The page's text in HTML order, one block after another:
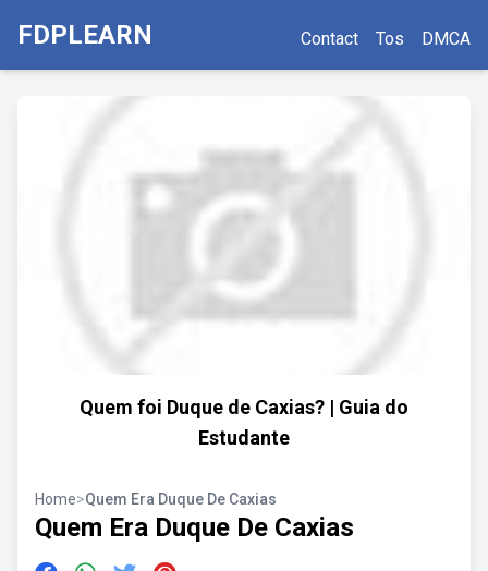
FDPLEARN Contact Tos DMCA
Quem foi Duque de Caxias? | Guia do
Estudante
Home>Quem Era Duque De Caxias
Quem Era Duque De Caxias